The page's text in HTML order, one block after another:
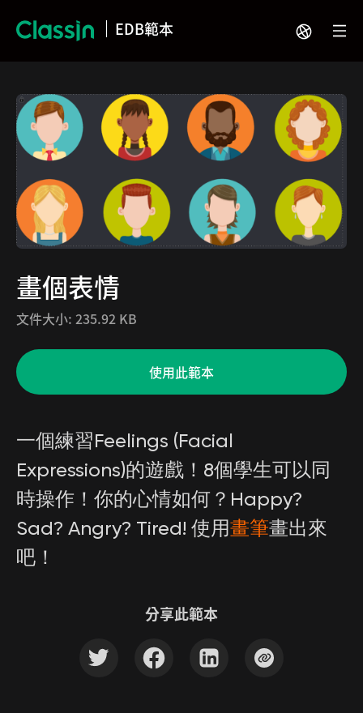
EDB範本
畫個表情
文件大小: 235.92 KB
使用此範本
一個練習Feelings (Facial
Expressions)的遊戲！8個學生可以同
時操作！你的心情如何？Happy?
Sad? Angry? Tired! 使用畫筆畫出來
吧！
分享此範本